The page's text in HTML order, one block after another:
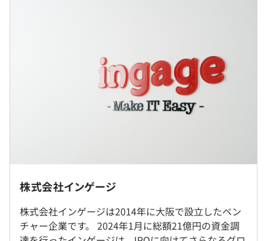
∟「会社の事業計画に沿った機能改善」
■開発を進める中で出てきた疑問点や提案などは、毎日の
朝会で開発者全員で共有・ディスカッションをしていま
■完成したソースコードはすべてレビューを通した後にマ
ニアとも頻繁に討論しながら、最終的な機能を意識した快
す。
■エンジニア主催の勉強会を通して、知識やノウハウを共
有しながら、幅広い技術を学ぶことができます。
※リモート勤務（週1）可能です。
＜雇入時＞
東京都新宿区西新宿3-9-7 フロンティア新宿タワー
■賃金の決定方法：※ご経験・スキルを考慮の上、当社規
・基本給：230,000円～460,000円
・固定残業代：44,000円～89,000円（超過分は別途支
9：00～18：00
株式会社インゲージ
株式会社インゲージは2014年に大阪で設立したベン
チャー企業です。 2024年1月に総額21億円の資金調